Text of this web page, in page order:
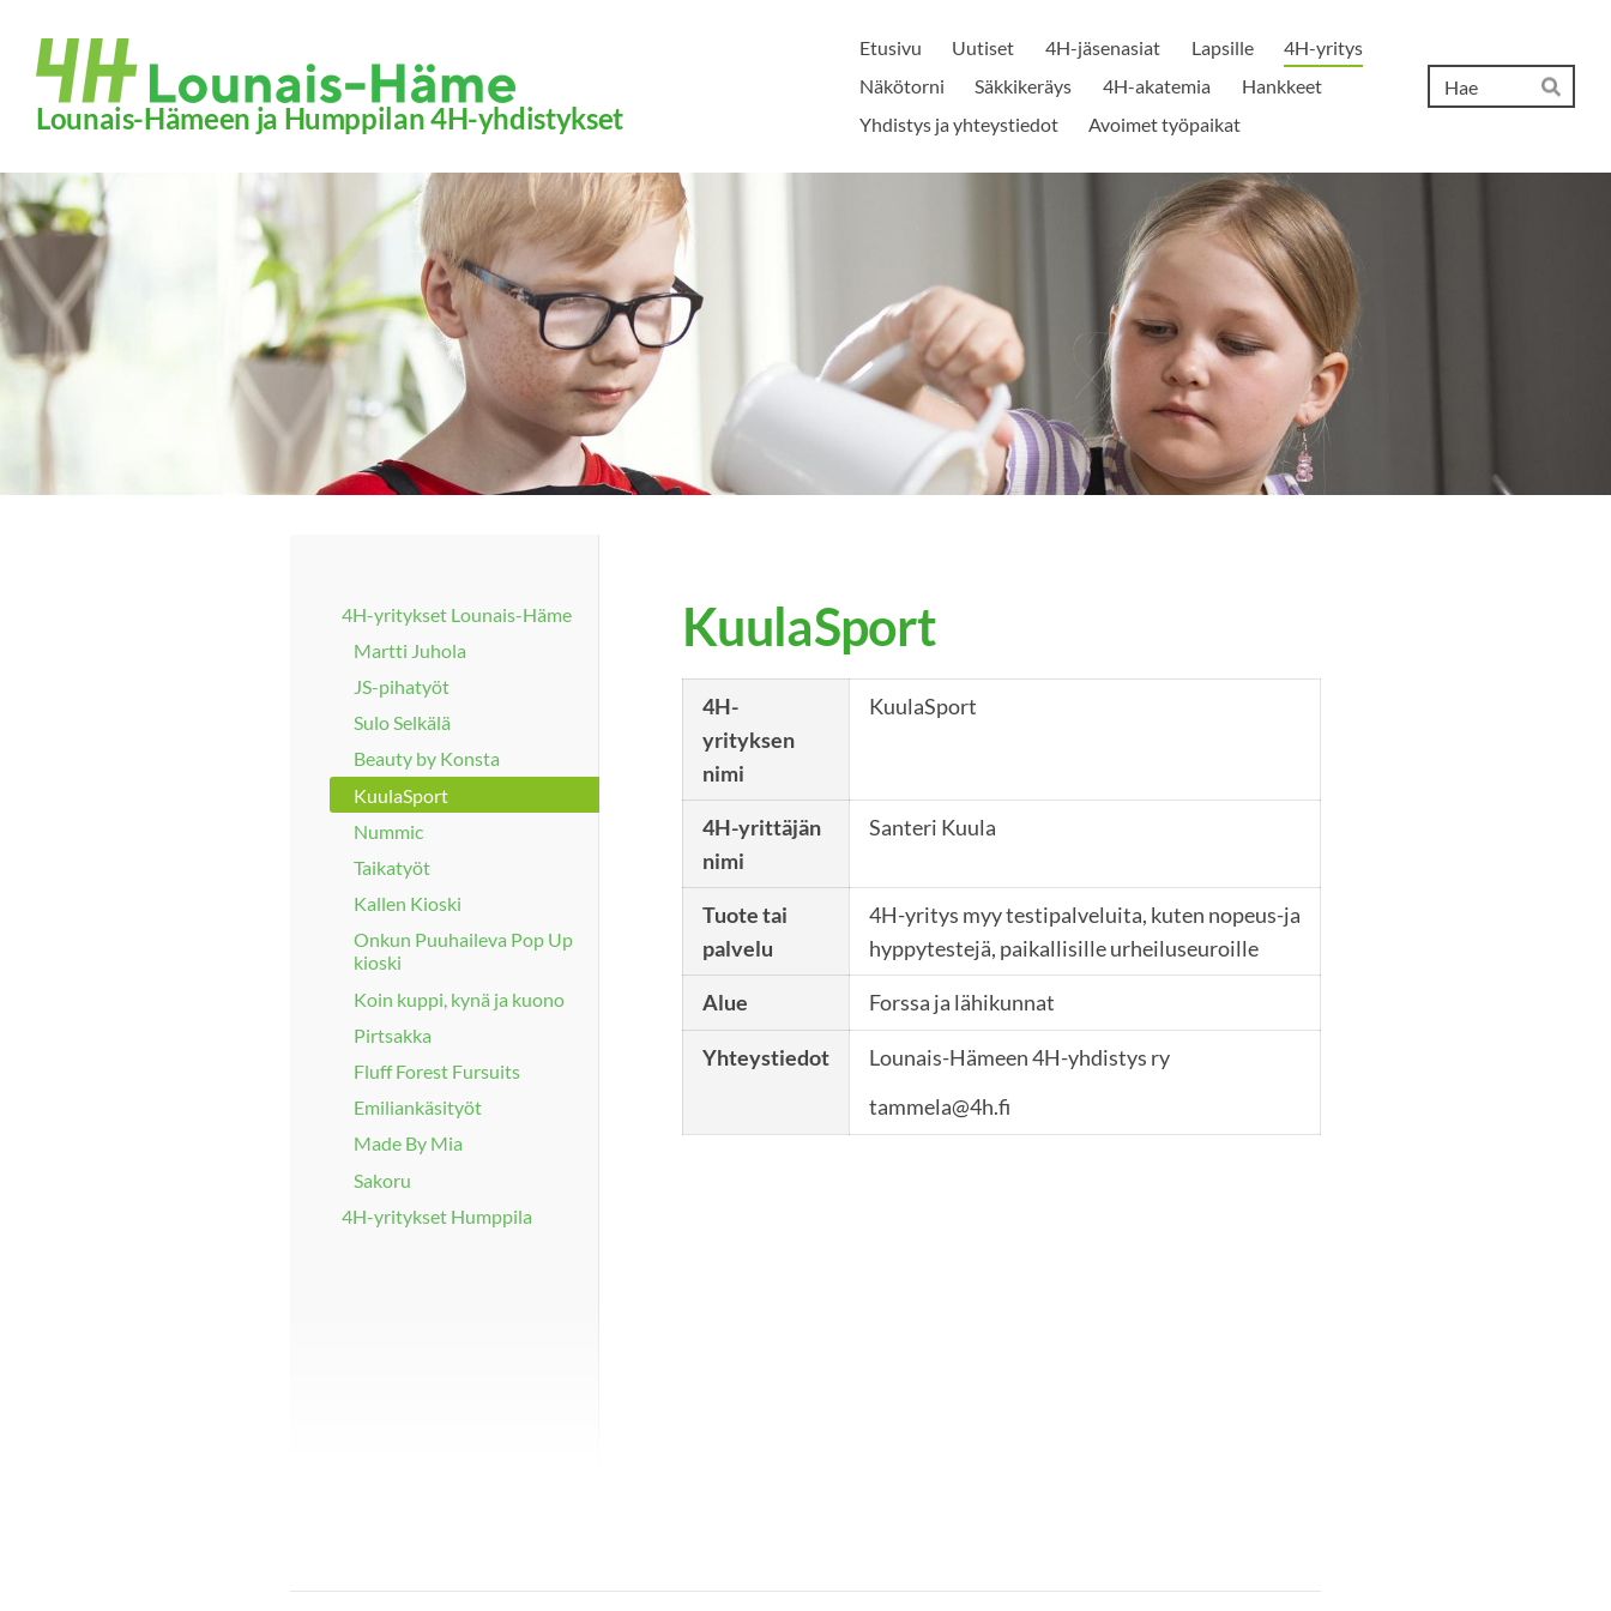
sivun
sisältöön
Lounais-Hämeen ja Humppilan 4H-yhdistykset
Etusivu Uutiset 4H-jäsenasiat Lapsille
4H-yritys
Näkötorni
Säkkikeräys 4H-akatemia
Hankkeet
Yhdistys ja yhteystiedot
Avoimet työpaikat
Hae
4H-yritykset Lounais-Häme
Martti Juhola
JS-pihatyöt
Sulo Selkälä
Beauty by Konsta
KuulaSport
Nummic
Taikatyöt
Kallen Kioski
Onkun Puuhaileva Pop Up
kioski
Koin kuppi, kynä ja kuono
Pirtsakka
Fluff Forest Fursuits
Emiliankäsityöt
Made By Mia
Sakoru
4H-yritykset Humppila
KuulaSport
4H-
yrityksen
nimi
KuulaSport
4H-yrittäjän
nimi
Santeri Kuula
Tuote tai
palvelu
4H-yritys myy testipalveluita, kuten nopeus-ja
hyppytestejä, paikallisille urheiluseuroille
Alue Forssa ja lähikunnat
Yhteystiedot
Lounais-Hämeen 4H-yhdistys ry
tammela@4h.fi